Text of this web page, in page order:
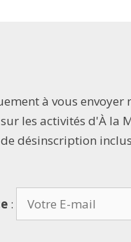
à vous envoyer
les activités d'À la
désinscription
: